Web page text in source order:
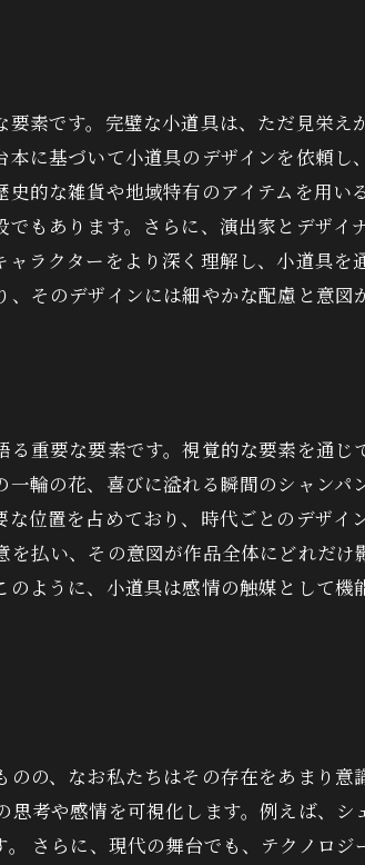
素です。完璧な小道具は、ただ見栄
に基づいて小道具のデザインを依頼
的な雑貨や地域特有のアイテムを用
もあります。さらに、演出家とデザ
ラクターをより深く理解し、小道具を
そのデザインには細やかな配慮と意図
重要な要素です。視覚的な要素を通
輪の花、喜びに溢れる瞬間のシャンパ
位置を占めており、時代ごとのデザ
払い、その意図が作品全体にどれだ
ように、小道具は感情の触媒として
の、なお私たちはその存在をあまり
考や感情を可視化します。例えば、
さらに、現代の舞台でも、テクノロ